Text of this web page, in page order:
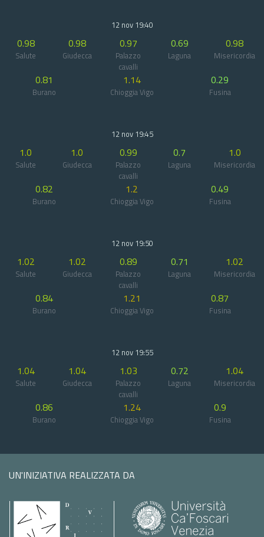
12 nov 19:40
0.98
Salute
0.98
Giudecca
0.97
Palazzo
cavalli
0.69
Laguna
0.98
Misericordia
0.81
Burano
1.14
Chioggia Vigo
0.29
Fusina
12 nov 19:45
1.0
Salute
1.0
Giudecca
0.99
Palazzo
cavalli
0.7
Laguna
1.0
Misericordia
0.82
Burano
1.2
Chioggia Vigo
0.49
Fusina
12 nov 19:50
1.02
Salute
1.02
Giudecca
0.89
Palazzo
cavalli
0.71
Laguna
1.02
Misericordia
0.84
Burano
1.21
Chioggia Vigo
0.87
Fusina
12 nov 19:55
1.04
Salute
1.04
Giudecca
1.03
Palazzo
cavalli
0.72
Laguna
1.04
Misericordia
0.86
Burano
1.24
Chioggia Vigo
0.9
Fusina
UN'INIZIATIVA REALIZZATA DA